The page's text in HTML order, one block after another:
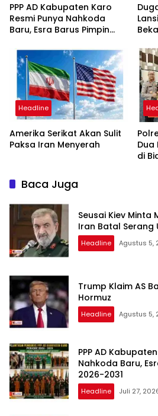
PPP AD Kabupaten Karo
Resmi Punya Nahkoda
Baru, Esra Barus Pimpin
dan
Headline
Amerika Serikat Akan Sulit
Paksa Iran Menyerah
Dua
di
Baca Juga
Seusai Kiev Minta
Iran Batal Serang
Headline Agustus 5,
Trump Klaim AS
Hormuz
Headline Agustus 5,
PPP AD
Nahkoda Baru,
2026-2031
Headline Juli 27,